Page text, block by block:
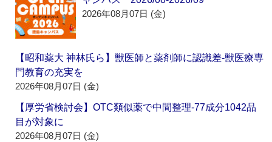
2026年08月07日 (金)
【昭和薬大 神林氏ら】獣医師と薬剤師に認識差‐獣医療専
門教育の充実を
2026年08月07日 (金)
【厚労省検討会】OTC類似薬で中間整理‐77成分1042品
目が対象に
2026年08月07日 (金)